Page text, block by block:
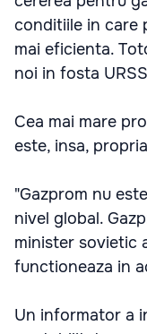
conditiile in care
mai eficienta.
noi in fosta
Cea mai mare
este, insa,
"Gazprom nu
nivel global.
minister sovietic
functioneaza in
Un informator a